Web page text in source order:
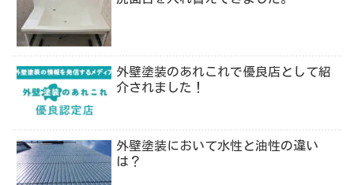
外壁塗装のあれこれで優良店として紹
介されました！
外壁塗装において水性と油性の違い
は？